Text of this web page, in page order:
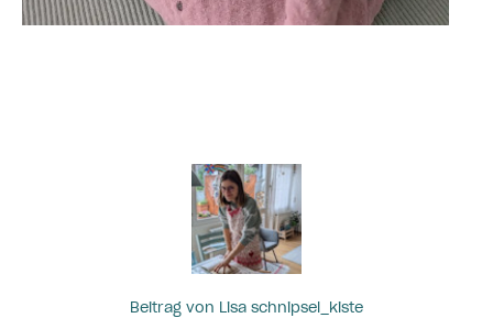
Beitrag von Lisa schnipsel_kiste